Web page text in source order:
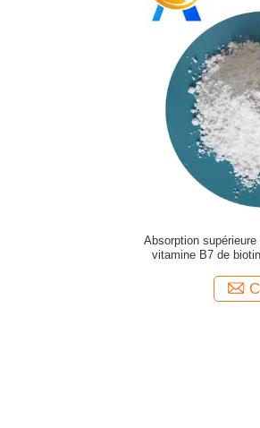
Absorption
vitamine B7 de